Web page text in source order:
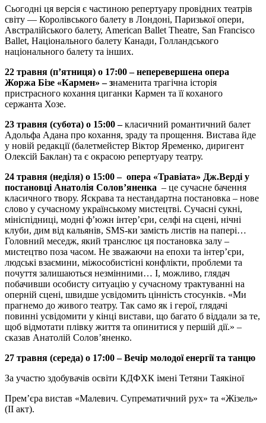
Сьогодні ця версія є частиною репертуару провідних театрів
світу — Королівського балету в Лондоні, Паризької опери,
Австралійського балету, American Ballet Theatre, San Francisco
Ballet, Національного балету Канади, Голландського
національного балету та інших.
22 травня (п’ятниця) о 17:00– неперевершена опера
Жоржа Бізе «Кармен» – знаменита трагічна історія
пристрасного кохання циганки Кармен та її коханого
сержанта Хозе.
23 травня (субота) о 15:00– класичний романтичний балет
Адольфа Адана про кохання, зраду та прощення. Вистава йде
у новій редакції (балетмейстер Віктор Яременко, диригент
Олексій Баклан) та є окрасою репертуару театру.
24 травня (неділя) о 15:00– опера «Травіата» Дж.Верді у
постановці Анатолія Солов’яненка – це сучасне бачення
класичного твору. Яскрава та нестандартна постановка – нове
слово у сучасному українському мистецтві. Сучасні сукні,
мініспідниці, модні ф’южн інтер’єри, селфі на сцені, нічні
клуби, дим від кальянів, SMS-ки замість листів на папері…
Головний меседж, який транслює ця постановка залу –
мистецтво поза часом. Не зважаючи на епохи та інтер’єри,
людські взаємини, міжособистісні конфлікти, проблеми та
почуття залишаються незмінними… І, можливо, глядач
побачивши особисту ситуацію у сучасному трактуванні на
оперній сцені, швидше усвідомить цінність стосунків. «Ми
прагнемо до живого театру. Так само як і герої, глядачі
повинні усвідомити у кінці вистави, що багато б віддали за те,
щоб відмотати плівку життя та опинитися у першій дії.» –
сказав Анатолій Солов’яненко.
27 травня (середа) о 17:00 – Вечір молодої енергії та танцю
За участю здобувачів освіти КДФХК імені Тетяни Таякіної
Прем’єра вистав «Малевич. Супрематичний рух» та «Жізель»
(ІІ акт).